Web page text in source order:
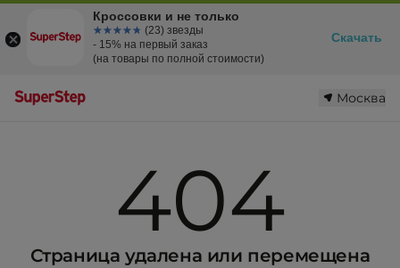
Москва
404
Страница удалена или перемещена
Кроссовки и не только
☆☆☆☆☆
★★★★★ (23) звезды
- 15% на первый заказ
(на товары по полной стоимости)
Скачать